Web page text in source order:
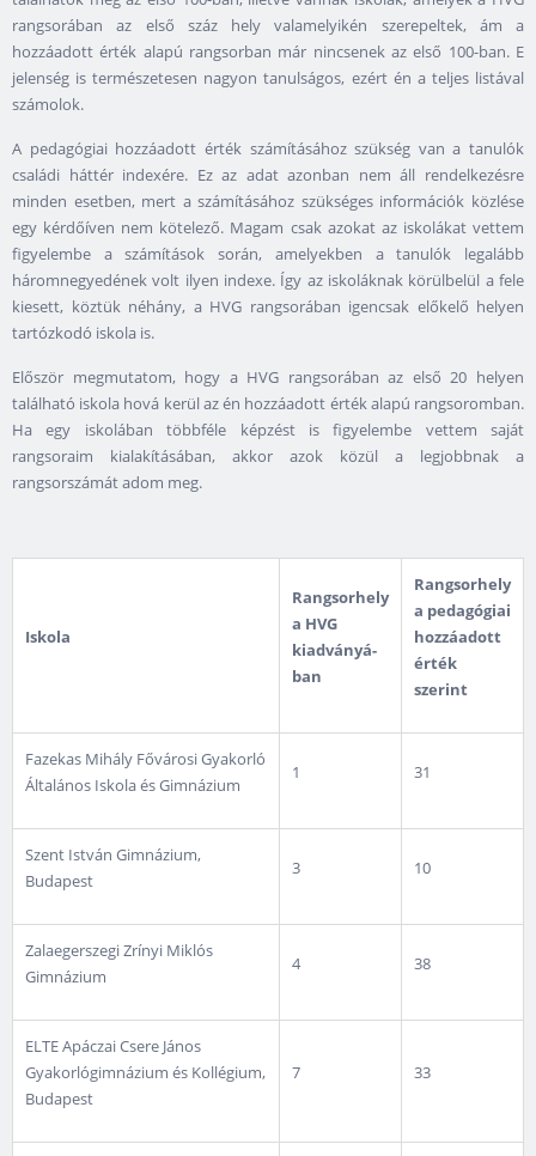
rangsorában az első száz hely valamelyikén szerepeltek, ám a
hozzáadott érték alapú rangsorban már nincsenek az első 100-ban. E
jelenség is természetesen nagyon tanulságos, ezért én a teljes listával
számolok.
A pedagógiai hozzáadott érték számításához szükség van a tanulók
családi háttér indexére. Ez az adat azonban nem áll rendelkezésre
minden esetben, mert a számításához szükséges információk közlése
egy kérdőíven nem kötelező. Magam csak azokat az iskolákat vettem
figyelembe a számítások során, amelyekben a tanulók legalább
háromnegyedének volt ilyen indexe. Így az iskoláknak körülbelül a fele
kiesett, köztük néhány, a HVG rangsorában igencsak előkelő helyen
tartózkodó iskola is.
Először megmutatom, hogy a HVG rangsorában az első 20 helyen
található iskola hová kerül az én hozzáadott érték alapú rangsoromban.
Ha egy iskolában többféle képzést is figyelembe vettem saját
rangsoraim kialakításában, akkor azok közül a legjobbnak a
rangsorszámát adom meg.
Iskola
Rangsorhely
a HVG
kiadványá­
ban
Rangsorhely
a pedagógiai
hozzáadott
érték
szerint
Fazekas Mihály Fővárosi Gyakorló
Általános Iskola és Gimnázium
1 31
Szent István Gimnázium,
Budapest
3 10
Zalaegerszegi Zrínyi Miklós
Gimnázium
4 38
ELTE Apáczai Csere János
Gyakorlógimnázium és Kollégium,
Budapest
7 33